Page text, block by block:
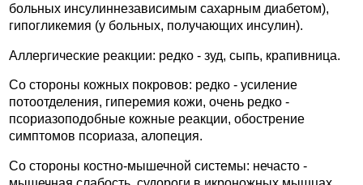
больных инсулиннезависимым сахарным диабетом),
гипогликемия (у больных, получающих инсулин).
Аллергические реакции: редко - зуд, сыпь, крапивница.
Со стороны кожных покровов: редко - усиление
потоотделения, гиперемия кожи, очень редко -
псориазоподобные кожные реакции, обострение
симптомов псориаза, алопеция.
Со стороны костно-мышечной системы: нечасто -